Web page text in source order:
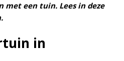
met een tuin. Lees in deze
in